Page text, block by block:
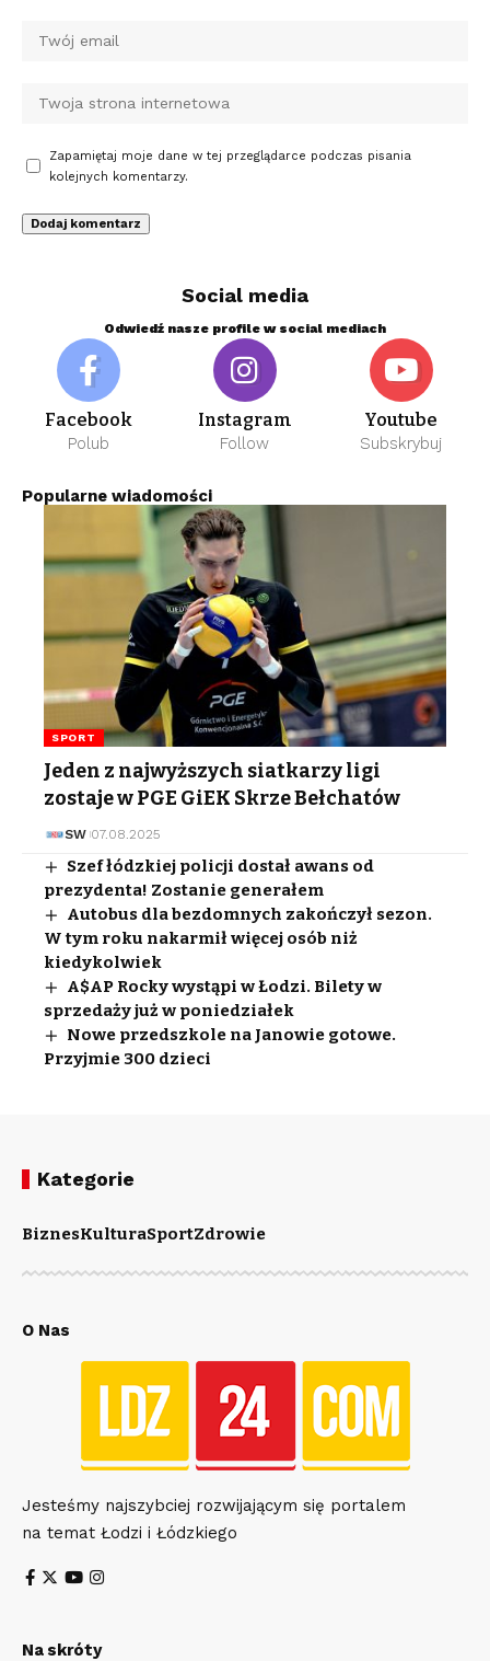
Zapamiętaj moje dane w tej przeglądarce podczas pisania
kolejnych komentarzy.
Social media
Odwiedź nasze profile w social mediach
Facebook
Polub
Instagram
Follow
Youtube
Subskrybuj
Popularne wiadomości
SPORT
Jeden z najwyższych siatkarzy ligi
zostaje w PGE GiEK Skrze Bełchatów
SW 07.08.2025
Szef łódzkiej policji dostał awans od
prezydenta! Zostanie generałem
Autobus dla bezdomnych zakończył sezon.
W tym roku nakarmił więcej osób niż
kiedykolwiek
A$AP Rocky wystąpi w Łodzi. Bilety w
sprzedaży już w poniedziałek
Nowe przedszkole na Janowie gotowe.
Przyjmie 300 dzieci
Kategorie
BiznesKulturaSportZdrowie
O Nas
Jesteśmy najszybciej rozwijającym się portalem
na temat Łodzi i Łódzkiego
Na skróty